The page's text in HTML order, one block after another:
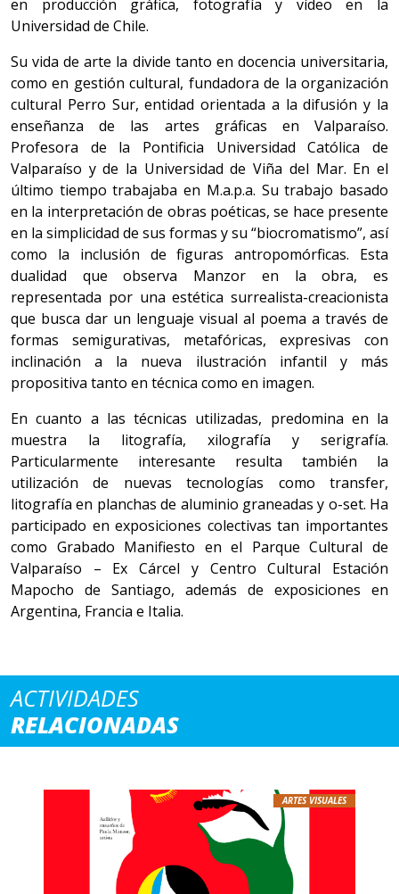
en producción gráfica, fotografía y vídeo en la
Universidad de Chile.
Su vida de arte la divide tanto en docencia universitaria,
como en gestión cultural, fundadora de la organización
cultural Perro Sur, entidad orientada a la difusión y la
enseñanza de las artes gráficas en Valparaíso.
Profesora de la Pontificia Universidad Católica de
Valparaíso y de la Universidad de Viña del Mar. En el
último tiempo trabajaba en M.a.p.a. Su trabajo basado
en la interpretación de obras poéticas, se hace presente
en la simplicidad de sus formas y su “biocromatismo”, así
como la inclusión de figuras antropomórficas. Esta
dualidad que observa Manzor en la obra, es
representada por una estética surrealista-creacionista
que busca dar un lenguaje visual al poema a través de
formas semigurativas, metafóricas, expresivas con
inclinación a la nueva ilustración infantil y más
propositiva tanto en técnica como en imagen.
En cuanto a las técnicas utilizadas, predomina en la
muestra la litografía, xilografía y serigrafía.
Particularmente interesante resulta también la
utilización de nuevas tecnologías como transfer,
litografía en planchas de aluminio graneadas y o-set. Ha
participado en exposiciones colectivas tan importantes
como Grabado Manifiesto en el Parque Cultural de
Valparaíso – Ex Cárcel y Centro Cultural Estación
Mapocho de Santiago, además de exposiciones en
Argentina, Francia e Italia.
ACTIVIDADES
RELACIONADAS
ARTES VISUALES